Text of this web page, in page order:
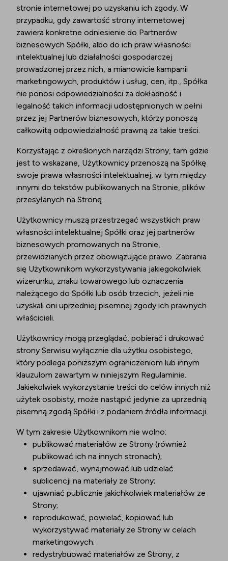
stronie internetowej po uzyskaniu ich zgody. W
przypadku, gdy zawartość strony internetowej
zawiera konkretne odniesienie do Partnerów
biznesowych Spółki, albo do ich praw własności
intelektualnej lub działalności gospodarczej
prowadzonej przez nich, a mianowicie kampanii
marketingowych, produktów i usług, cen, itp., Spółka
nie ponosi odpowiedzialności za dokładność i
legalność takich informacji udostępnionych w pełni
przez jej Partnerów biznesowych, którzy ponoszą
całkowitą odpowiedzialność prawną za takie treści.
Korzystając z określonych narzędzi Strony, tam gdzie
jest to wskazane, Użytkownicy przenoszą na Spółkę
swoje prawa własności intelektualnej, w tym między
innymi do tekstów publikowanych na Stronie, plików
przesyłanych na Stronę.
Użytkownicy muszą przestrzegać wszystkich praw
własności intelektualnej Spółki oraz jej partnerów
biznesowych promowanych na Stronie,
przewidzianych przez obowiązujące prawo. Zabrania
się Użytkownikom wykorzystywania jakiegokolwiek
wizerunku, znaku towarowego lub oznaczenia
należącego do Spółki lub osób trzecich, jeżeli nie
uzyskali oni uprzedniej pisemnej zgody ich prawnych
właścicieli.
Użytkownicy mogą przeglądać, pobierać i drukować
strony Serwisu wyłącznie dla użytku osobistego,
który podlega poniższym ograniczeniom lub innym
klauzulom zawartym w niniejszym Regulaminie.
Jakiekolwiek wykorzystanie treści do celów innych niż
użytek osobisty, może nastąpić jedynie za uprzednią
pisemną zgodą Spółki i z podaniem źródła informacji.
W tym zakresie Użytkownikom nie wolno:
publikować materiałów ze Strony (również
publikować ich na innych stronach);
sprzedawać, wynajmować lub udzielać
sublicencji na materiały ze Strony;
ujawniać publicznie jakichkolwiek materiałów ze
Strony;
reprodukować, powielać, kopiować lub
wykorzystywać materiały ze Strony w celach
marketingowych;
redystrybuować materiałów ze Strony, z